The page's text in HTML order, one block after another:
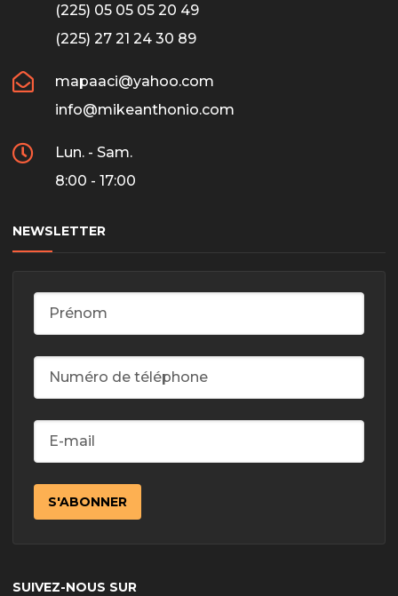
(225) 05 05 05 20 49
(225) 27 21 24 30 89
mapaaci@yahoo.com
info@mikeanthonio.com
Lun. - Sam.
8:00 - 17:00
NEWSLETTER
SUIVEZ-NOUS SUR